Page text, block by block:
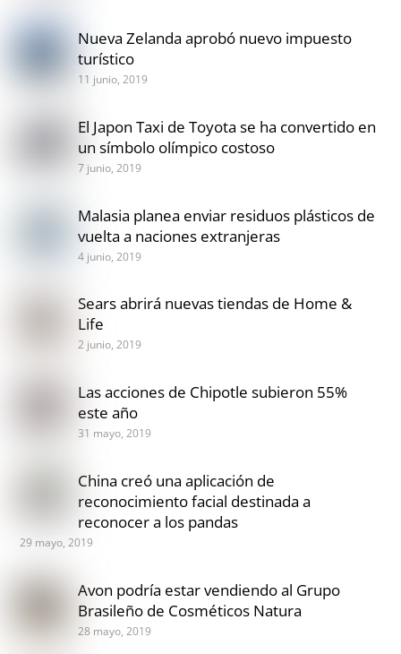
Nueva Zelanda aprobó nuevo impuesto
turístico
11 junio, 2019
El Japon Taxi de Toyota se ha convertido en
un símbolo olímpico costoso
7 junio, 2019
Malasia planea enviar residuos plásticos de
vuelta a naciones extranjeras
4 junio, 2019
Sears abrirá nuevas tiendas de Home &
Life
2 junio, 2019
Las acciones de Chipotle subieron 55%
este año
31 mayo, 2019
China creó una aplicación de
reconocimiento facial destinada a
reconocer a los pandas
29 mayo, 2019
Avon podría estar vendiendo al Grupo
Brasileño de Cosméticos Natura
28 mayo, 2019